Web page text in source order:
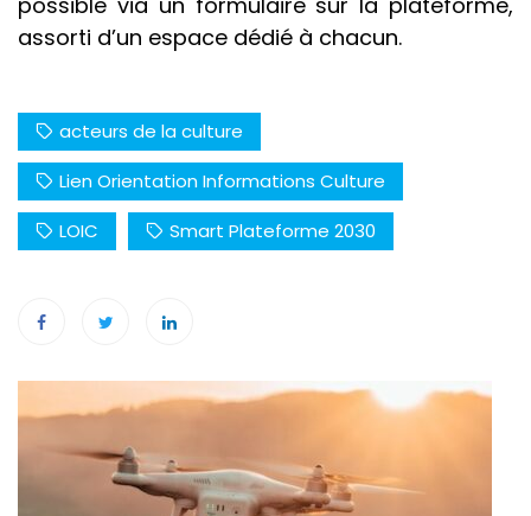
assorti d’un espace dédié à chacun.
acteurs de la culture
Lien Orientation Informations Culture
LOIC
Smart Plateforme 2030
Navigation
de
l’article